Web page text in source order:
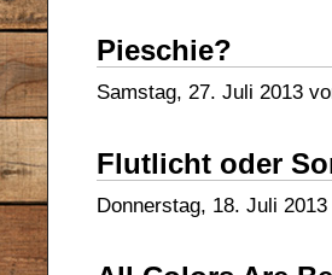
Pieschie?
Samstag, 27. Juli 2013
Flutlicht oder
Donnerstag, 18. Juli